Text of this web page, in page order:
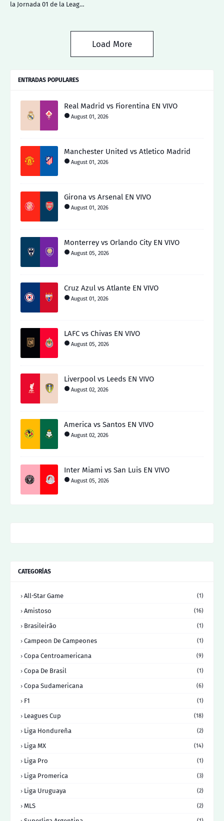
la Jornada 01 de la Leag…
Load More
ENTRADAS POPULARES
Real Madrid vs Fiorentina EN VIVO
August 01, 2026
Manchester United vs Atletico Madrid
August 01, 2026
Girona vs Arsenal EN VIVO
August 01, 2026
Monterrey vs Orlando City EN VIVO
August 05, 2026
Cruz Azul vs Atlante EN VIVO
August 01, 2026
LAFC vs Chivas EN VIVO
August 05, 2026
Liverpool vs Leeds EN VIVO
August 02, 2026
America vs Santos EN VIVO
August 02, 2026
Inter Miami vs San Luis EN VIVO
August 05, 2026
CATEGORÍAS
All-Star Game (1)
Amistoso (16)
Brasileirão (1)
Campeon De Campeones (1)
Copa Centroamericana (9)
Copa De Brasil (1)
Copa Sudamericana (6)
F1 (1)
Leagues Cup (18)
Liga Hondureña (2)
Liga MX (14)
Liga Pro (1)
Liga Promerica (3)
Liga Uruguaya (2)
MLS (2)